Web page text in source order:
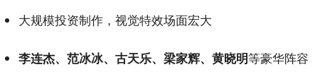
大规模投资制作，视觉特效场面宏大
李连杰、范冰冰、古天乐、梁家辉、黄晓明等豪华阵容